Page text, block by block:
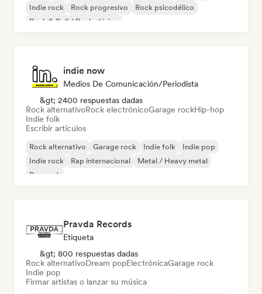
Indie rock
Rock progresivo
Rock psicodélico
Rock & Roll / Rock clásico
indie now
Medios De Comunicación/Periodista
&gt; 2400 respuestas dadas
Rock alternativoRock electrónicoGarage rockHip-hop
Indie folk
Escribir artículos
Rock alternativo Garage rock Indie folk
Indie pop
Indie rock
Rap internacional
Metal / Heavy metal
Pop rock
Pravda Records
Etiqueta
&gt; 800 respuestas dadas
Rock alternativoDream popElectrónicaGarage rock
Indie pop
Firmar artistas o lanzar su música